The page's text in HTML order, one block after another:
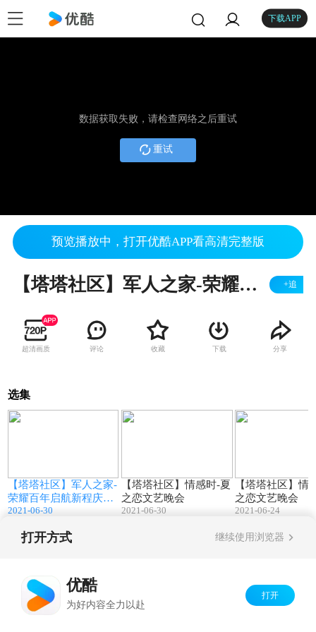
下载APP
数据获取失败，请检查网络之后重试
重试
预览播放中，打开优酷APP看高清完整版
【塔塔社区】军人之家-荣耀百年启航新程庆祝建党100周年晚会 +追
超清画质 评论 收藏 下载 分享
选集
【塔塔社区】军人之家-
荣耀百年启航新程庆祝
建党100周年晚会
2021-06-30
【塔塔社区】情感时-夏
之恋文艺晚会
2021-06-30
【塔塔社区】情
之恋文艺晚会
2021-06-24
打开方式 继续使用浏览器
优酷
为好内容全力以赴
打开